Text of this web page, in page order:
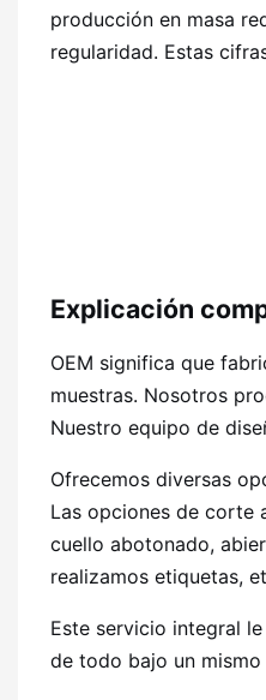
producción en masa
regularidad. Estas
Explicación
OEM significa que
muestras. Nosotros
Nuestro equipo de
Ofrecemos diversas
Las opciones de corte
cuello abotonado,
realizamos etiquetas,
Este servicio integral
de todo bajo un